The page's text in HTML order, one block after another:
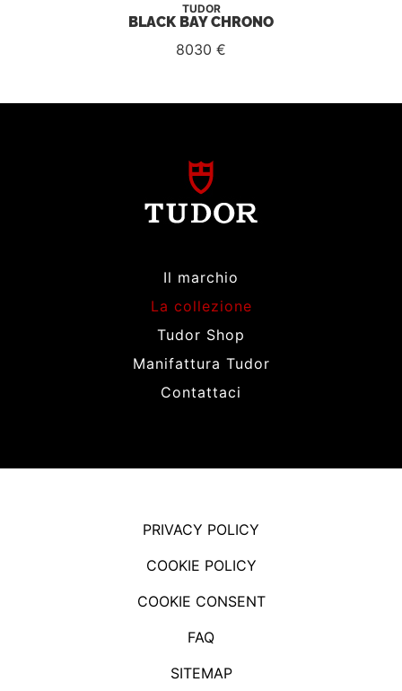
TUDOR
BLACK BAY CHRONO
8030 €
Il marchio
La collezione
Tudor Shop
Manifattura Tudor
Contattaci
PRIVACY POLICY
COOKIE POLICY
COOKIE CONSENT
FAQ
SITEMAP